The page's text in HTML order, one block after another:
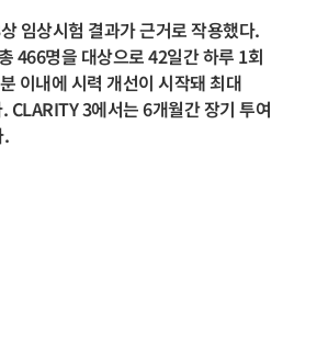
임상시험 결과가 근거로 작용했다.
466명을 대상으로 42일간 하루 1회
이내에 시력 개선이 시작돼 최대
CLARITY 3에서는 6개월간 장기 투여
.